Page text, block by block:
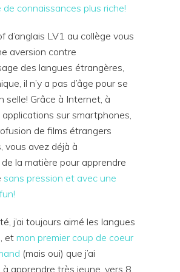
de connaissances plus riche!
d’anglais LV1 au collège vous
aversion contre
des langues étrangères,
il n’y a pas d’âge pour se
selle! Grâce à Internet, à
sur smartphones,
de films étrangers
vous avez déjà à
la matière pour apprendre
sans pression et avec une
j’ai toujours aimé les langues
et mon premier coup de coeur
(mais oui) que j’ai
à apprendre très jeune, vers 8